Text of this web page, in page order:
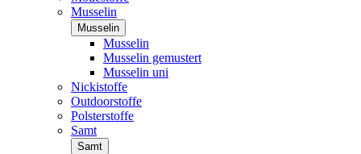
Musselin
Musselin
Musselin
Musselin gemustert
Musselin uni
Nickistoffe
Outdoorstoffe
Polsterstoffe
Samt
Samt